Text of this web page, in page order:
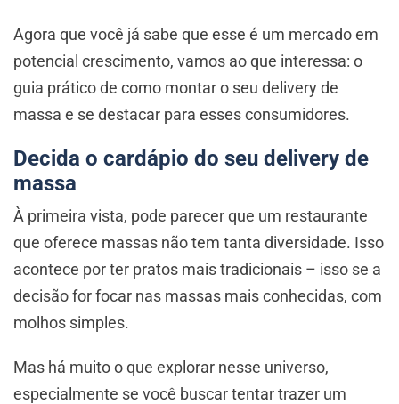
Agora que você já sabe que esse é um mercado em
potencial crescimento, vamos ao que interessa: o
guia prático de como montar o seu delivery de
massa e se destacar para esses consumidores.
Decida o cardápio do seu delivery de
massa
À primeira vista, pode parecer que um restaurante
que oferece massas não tem tanta diversidade. Isso
acontece por ter pratos mais tradicionais – isso se a
decisão for focar nas massas mais conhecidas, com
molhos simples.
Mas há muito o que explorar nesse universo,
especialmente se você buscar tentar trazer um